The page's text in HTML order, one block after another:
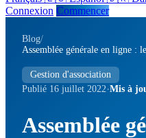
Connexion Commencer
Blog/
Assemblée générale en ligne :
Gestion d'association
Publié 16 juillet 2022·Mis à
Assemblée